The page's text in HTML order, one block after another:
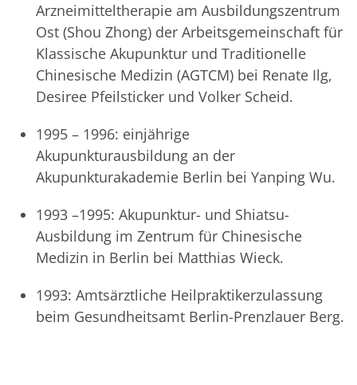
Arzneimitteltherapie am Ausbildungszentrum
Ost (Shou Zhong) der Arbeitsgemeinschaft für
Klassische Akupunktur und Traditionelle
Chinesische Medizin (AGTCM) bei Renate Ilg,
Desiree Pfeilsticker und Volker Scheid.
1995 – 1996: einjährige
Akupunkturausbildung an der
Akupunkturakademie Berlin bei Yanping Wu.
1993 –1995: Akupunktur- und Shiatsu-
Ausbildung im Zentrum für Chinesische
Medizin in Berlin bei Matthias Wieck.
1993: Amtsärztliche Heilpraktikerzulassung
beim Gesundheitsamt Berlin-Prenzlauer Berg.